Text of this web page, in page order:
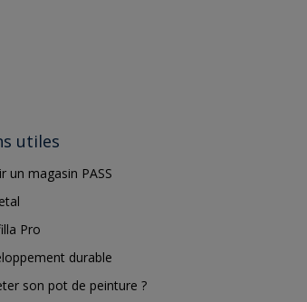
utiles
un magasin PASS
Pro
durable
son pot de peinture ?